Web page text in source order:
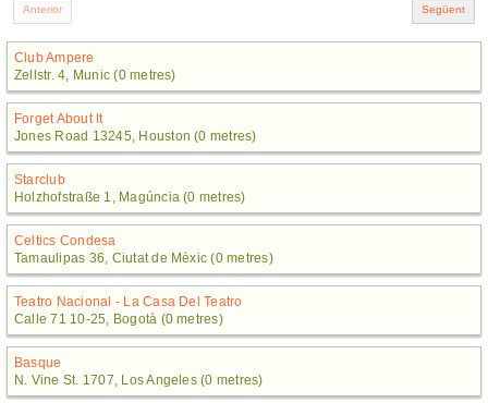
Club Ampere
Zellstr. 4, Munic (0 metres)
Forget About It
Jones Road 13245, Houston (0 metres)
Starclub
Holzhofstraße 1, Magúncia (0 metres)
Celtics Condesa
Tamaulipas 36, Ciutat de Mèxic (0 metres)
Teatro Nacional - La Casa Del Teatro
Calle 71 10-25, Bogotà (0 metres)
Basque
N. Vine St. 1707, Los Angeles (0 metres)